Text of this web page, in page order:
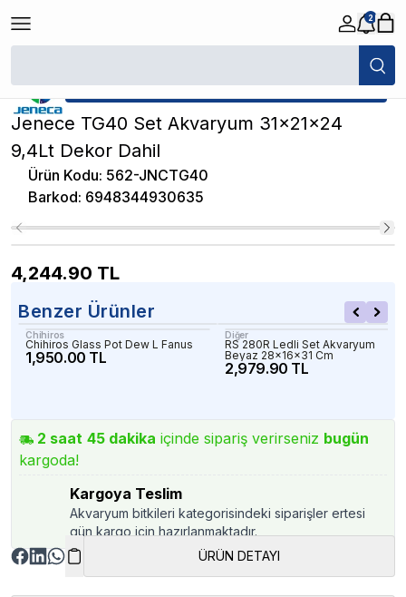
2
/ Jenece TG40 Set Akvaryum 31x21x24 9,4Lt Dekor
★ Atakan Petshop, Jeneca yetkili satıcısıdır.
Jenece TG40 Set Akvaryum 31x21x24
9,4Lt Dekor Dahil
Ürün Kodu: 562-JNCTG40
Barkod: 6948344930635
4,244.90 TL
Benzer Ürünler
Chihiros
Chihiros Glass Pot Dew L Fanus
1,950.00 TL
Diğer
RS 280R Ledli Set Akvaryum
Beyaz 28x16x31 Cm
2,979.90 TL
2 saat 45 dakika içinde sipariş verirseniz bugün
kargoda!
Kargoya Teslim
Akvaryum bitkileri kategorisindeki siparişler ertesi
gün kargo için hazırlanmaktadır.
ÜRÜN DETAYI